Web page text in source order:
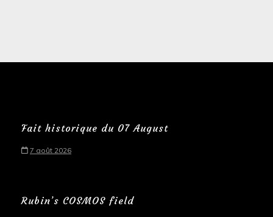
Fait historique du 07 August
7 août 2026
Rubin’s COSMOS field